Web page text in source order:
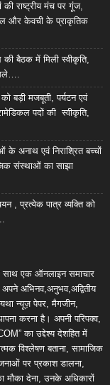
राष्ट्रीय मंच पर गूंज,
और केवची के प्राकृतिक
की बैठक में मिली स्वीकृति,
बड़ी मजबूती, पर्यटन एवं
पदों की स्वीकृति,
अनाथ एवं निराश्रित बच्चों
संस्थाओं का साझा
, प्रत्येक पात्र व्यक्ति को
साथ एक ऑनलाइन समाचार
अभिनव,अनुभव,अद्वितीय
न्यूज़ पेपर, मैगजीन,
करना है। अपनी परिपक्व,
का उद्देश्य देशहित में
विश्लेषण बताना, सामाजिक
पर प्रकाश डालना,
मौका देना, उनके अधिकारों